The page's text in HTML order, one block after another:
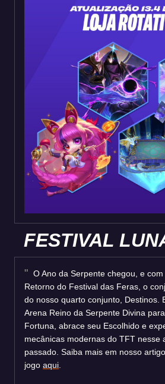
FESTIVAL
O Ano da Serpente chegou, e
Retorno do Festival das Feras, o
do nosso quarto conjunto, Destinos.
Arena Reino da Serpente Divina
Fortuna, abrace seu Escolhido e
mecânicas modernas do TFT nesse
passado. Saiba mais em nosso
jogo aqui